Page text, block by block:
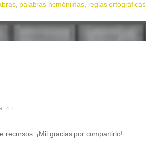
palabras homónimas reglas ortográficas
recursos. ¡Mil gracias por compartirlo!